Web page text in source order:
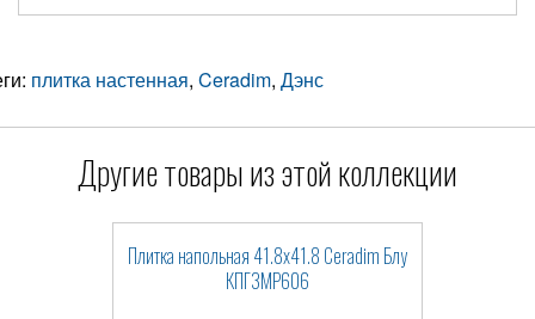
плитка настенная, Ceradim, Дэнс
Другие товары из этой коллекции
Плитка напольная 41.8x41.8 Ceradim Блу
КПГ3МР606